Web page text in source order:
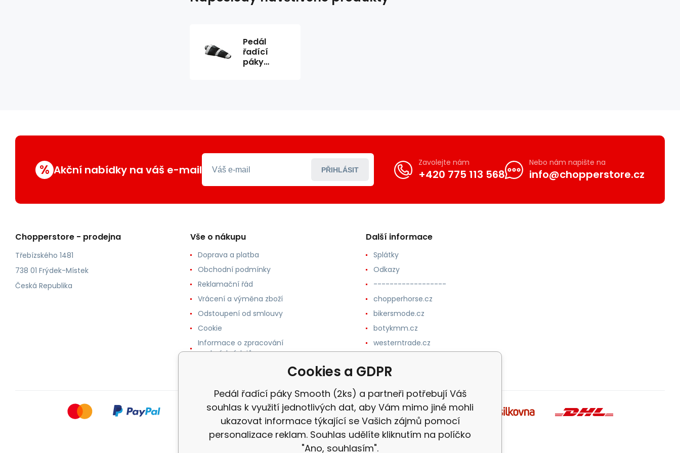
Pedál
řadící
páky
% Akční nabídky na váš e-mail PŘIHLÁSIT
Zavolejte nám
+420 775 113 568
Nebo nám napište na
info@chopperstore.cz
Chopperstore - prodejna
Třebízského 1481
738 01 Frýdek-Místek
Česká Republika
Vše o nákupu
Doprava a platba
Obchodní podmínky
Reklamační řád
Vrácení a výměna zboží
Odstoupení od smlouvy
Cookie
Informace o zpracování
osobních údajů
Další informace
Splátky
Odkazy
------------------
chopperhorse.cz
bikersmode.cz
botykmm.cz
westerntrade.cz
Cookies a GDPR
Pedál řadící páky Smooth (2ks) a partneři potřebují Váš
souhlas k využití jednotlivých dat, aby Vám mimo jiné mohli
ukazovat informace týkající se Vašich zájmů pomocí
personalizace reklam. Souhlas udělíte kliknutím na políčko
"Ano, souhlasím".